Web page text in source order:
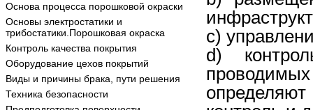
Основа процесса порошковой окраски
Основы электростатики и
трибостатики.Порошковая окраска
Контроль качества покрытия
Оборудование цехов покрытий
Виды и причины брака, пути решения
Техника безопасности
c)
d)